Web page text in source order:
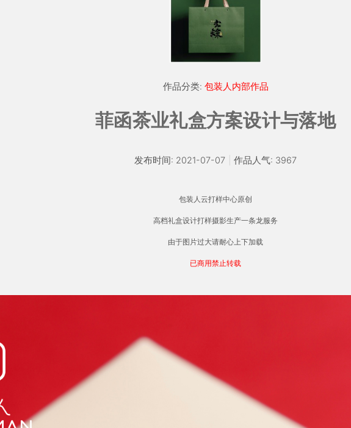
作品分类: 包装人内部作品
菲函茶业礼盒方案设计与落地
发布时间: 2021-07-07 作品人气: 3967
包装人云打样中心原创
高档礼盒设计打样摄影生产一条龙服务
由于图片过大请耐心上下加载
已商用禁止转载